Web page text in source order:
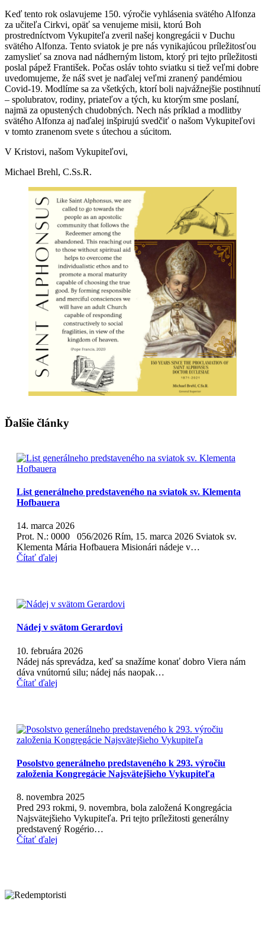
Keď tento rok oslavujeme 150. výročie vyhlásenia svätého Alfonza
za učiteľa Cirkvi, opäť sa venujeme misii, ktorú Boh
prostredníctvom Vykupiteľa zveril našej kongregácii v Duchu
svätého Alfonza. Tento sviatok je pre nás vynikajúcou príležitosťou
zamyslieť sa znova nad nádherným listom, ktorý pri tejto príležitosti
poslal pápež František. Počas osláv tohto sviatku si tiež veľmi dobre
uvedomujeme, že náš svet je naďalej veľmi zranený pandémiou
Covid-19. Modlíme sa za všetkých, ktorí boli najvážnejšie postihnutí
– spolubratov, rodiny, priateľov a tých, ku ktorým sme poslaní,
najmä za opustených chudobných. Nech nás príklad a modlitby
svätého Alfonza aj naďalej inšpirujú svedčiť o našom Vykupiteľovi
v tomto zranenom svete s útechou a súcitom.
V Kristovi, našom Vykupiteľovi,
Michael Brehl, C.Ss.R.
Ďalšie články
List generálneho predstaveného na sviatok sv. Klementa
Hofbauera
14. marca 2026
Prot. N.: 0000 056/2026 Rím, 15. marca 2026 Sviatok sv.
Klementa Mária Hofbauera Misionári nádeje v…
Čítať ďalej
Nádej v svätom Gerardovi
10. februára 2026
Nádej nás sprevádza, keď sa snažíme konať dobro Viera nám
dáva vnútornú silu; nádej nás naopak…
Čítať ďalej
Posolstvo generálneho predstaveného k 293. výročiu
založenia Kongregácie Najsvätejšieho Vykupiteľa
8. novembra 2025
Pred 293 rokmi, 9. novembra, bola založená Kongregácia
Najsvätejšieho Vykupiteľa. Pri tejto príležitosti generálny
predstavený Rogério…
Čítať ďalej